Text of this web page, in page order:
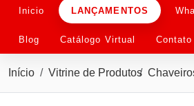
Inicio LANÇAMENTOS
Blog Catálogo Virtual Contato
Início Vitrine de Produtos